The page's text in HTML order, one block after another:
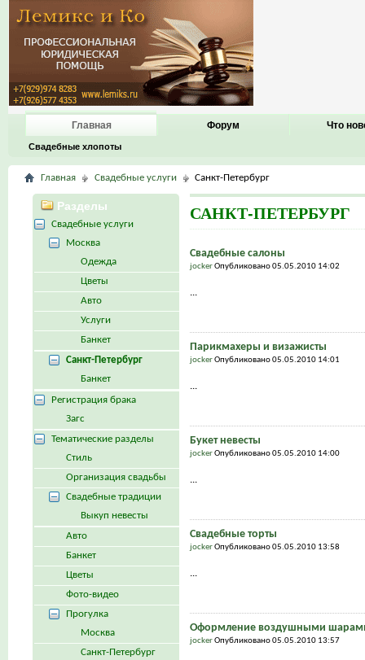
Главная
Свадебные хлопоты
Форум Что
Главная Свадебные услуги Санкт-Петербург
САНКТ-ПЕТЕРБУРГ
Свадебные салоны
jockerОпубликовано 05.05.2010 14:02
...
Парикмахеры и визажисты
jockerОпубликовано 05.05.2010 14:01
...
Букет невесты
jockerОпубликовано 05.05.2010 14:00
...
Свадебные торты
jockerОпубликовано 05.05.2010 13:58
...
Оформление воздушными
jockerОпубликовано 05.05.2010 13:57
Разделы
Свадебные услуги
Москва
Одежда
Цветы
Авто
Услуги
Банкет
Санкт-Петербург
Банкет
Регистрация брака
Загс
Тематические разделы
Стиль
Организация свадьбы
Свадебные традиции
Выкуп невесты
Авто
Банкет
Цветы
Фото-видео
Прогулка
Москва
Санкт-Петербург